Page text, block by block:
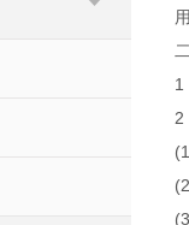
1
2